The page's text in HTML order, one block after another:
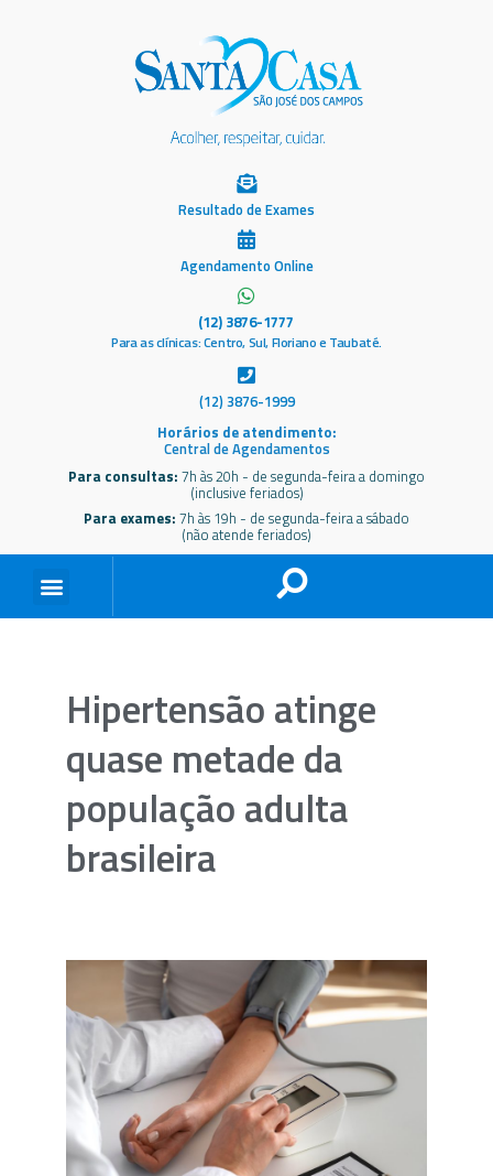
Resultado de Exames
Agendamento Online
(12) 3876-1777
Para as clínicas: Centro, Sul, Floriano e Taubaté.
(12) 3876-1999
Horários de atendimento:
Central de Agendamentos
Para consultas: 7h às 20h - de segunda-feira a domingo
(inclusive feriados)
Para exames: 7h às 19h - de segunda-feira a sábado
(não atende feriados)
Hipertensão atinge
quase metade da
população adulta
brasileira